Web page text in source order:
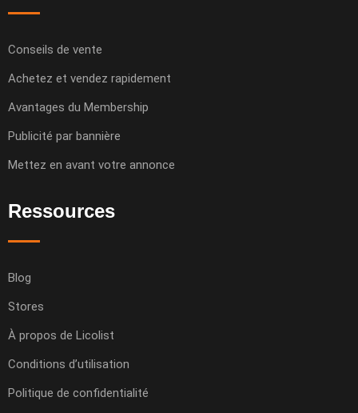
Conseils de vente
Achetez et vendez rapidement
Avantages du Membership
Publicité par bannière
Mettez en avant votre annonce
Ressources
Blog
Stores
À propos de Licolist
Conditions d’utilisation
Politique de confidentialité